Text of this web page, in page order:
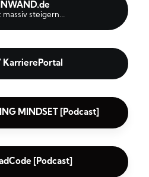
massiv steigern...
KarrierePortal
MINDSET [Podcast]
[Podcast]